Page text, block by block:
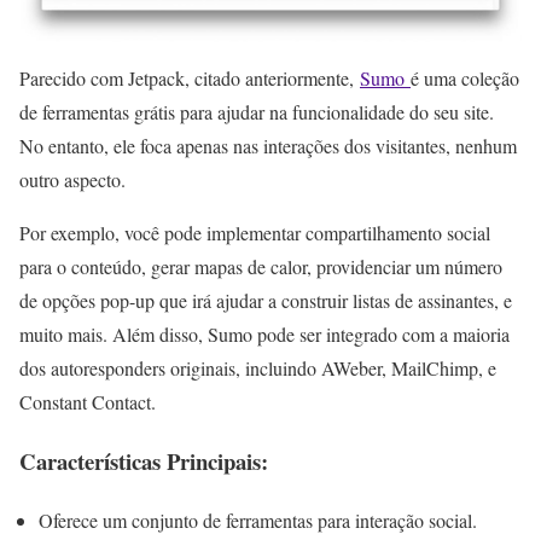
Parecido com Jetpack, citado anteriormente, Sumo é uma coleção
de ferramentas grátis para ajudar na funcionalidade do seu site.
No entanto, ele foca apenas nas interações dos visitantes, nenhum
outro aspecto.
Por exemplo, você pode implementar compartilhamento social
para o conteúdo, gerar mapas de calor, providenciar um número
de opções pop-up que irá ajudar a construir listas de assinantes, e
muito mais. Além disso, Sumo pode ser integrado com a maioria
dos autoresponders originais, incluindo AWeber, MailChimp, e
Constant Contact.
Características Principais:
Oferece um conjunto de ferramentas para interação social.